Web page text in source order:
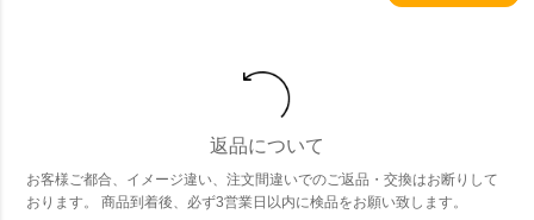
返品について
お客様ご都合、イメージ違い、注文間違いでのご返品・交換はお断りして
おります。 商品到着後、必ず3営業日以内に検品をお願い致します。